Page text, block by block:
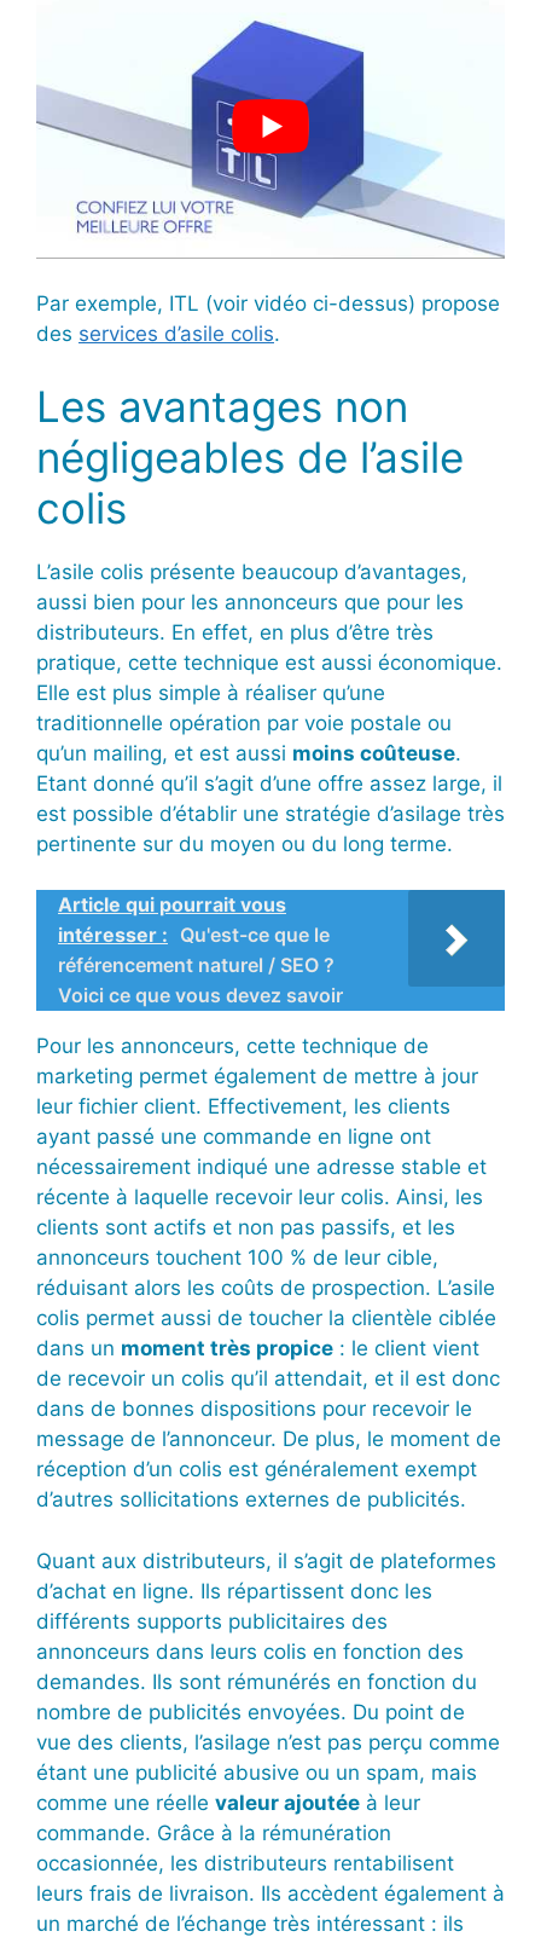
Par exemple, ITL (voir vidéo ci-dessus) propose
des services d’asile colis.
Les avantages non
négligeables de l’asile
colis
L’asile colis présente beaucoup d’avantages,
aussi bien pour les annonceurs que pour les
distributeurs. En effet, en plus d’être très
pratique, cette technique est aussi économique.
Elle est plus simple à réaliser qu’une
traditionnelle opération par voie postale ou
qu’un mailing, et est aussi moins coûteuse.
Etant donné qu’il s’agit d’une offre assez large, il
est possible d’établir une stratégie d’asilage très
pertinente sur du moyen ou du long terme.
Article qui pourrait vous
intéresser : Qu'est-ce que le
référencement naturel / SEO ?
Voici ce que vous devez savoir
Pour les annonceurs, cette technique de
marketing permet également de mettre à jour
leur fichier client. Effectivement, les clients
ayant passé une commande en ligne ont
nécessairement indiqué une adresse stable et
récente à laquelle recevoir leur colis. Ainsi, les
clients sont actifs et non pas passifs, et les
annonceurs touchent 100 % de leur cible,
réduisant alors les coûts de prospection. L’asile
colis permet aussi de toucher la clientèle ciblée
dans un moment très propice : le client vient
de recevoir un colis qu’il attendait, et il est donc
dans de bonnes dispositions pour recevoir le
message de l’annonceur. De plus, le moment de
réception d’un colis est généralement exempt
d’autres sollicitations externes de publicités.
Quant aux distributeurs, il s’agit de plateformes
d’achat en ligne. Ils répartissent donc les
différents supports publicitaires des
annonceurs dans leurs colis en fonction des
demandes. Ils sont rémunérés en fonction du
nombre de publicités envoyées. Du point de
vue des clients, l’asilage n’est pas perçu comme
étant une publicité abusive ou un spam, mais
comme une réelle valeur ajoutée à leur
commande. Grâce à la rémunération
occasionnée, les distributeurs rentabilisent
leurs frais de livraison. Ils accèdent également à
un marché de l’échange très intéressant : ils